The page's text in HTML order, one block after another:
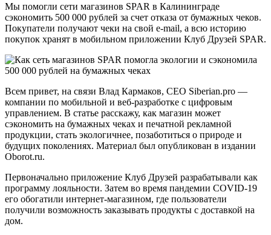
Мы помогли сети магазинов SPAR в Калининграде
сэкономить 500 000 рублей за счет отказа от бумажных чеков.
Покупатели получают чеки на свой e-mail, а всю историю
покупок хранят в мобильном приложении Клуб Друзей SPAR.
Всем привет, на связи Влад Кармаков, CEO Siberian.pro —
компании по мобильной и веб-разработке с цифровым
управлением. В статье расскажу, как магазин может
сэкономить на бумажных чеках и печатной рекламной
продукции, стать экологичнее, позаботиться о природе и
будущих поколениях. Материал был опубликован в издании
Oborot.ru.
Первоначально приложение Клуб Друзей разрабатывали как
программу лояльности. Затем во время пандемии COVID-19
его обогатили интернет-магазином, где пользователи
получили возможность заказывать продукты с доставкой на
дом.